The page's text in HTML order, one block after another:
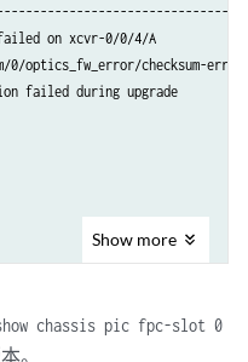
on xcvr-0/0/4/A
checksum-error
failed during upgrade
Last occurred(ms ago) : 5694127
Show more
chassis pic fpc-slot 0
。